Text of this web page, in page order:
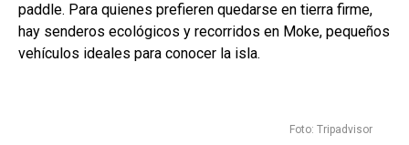
paddle. Para quienes prefieren quedarse en tierra firme,
hay senderos ecológicos y recorridos en Moke, pequeños
vehículos ideales para conocer la isla.
Foto: Tripadvisor